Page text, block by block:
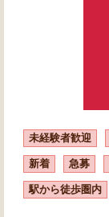
未経験者歓迎
新着 急募
駅から徒歩圏内